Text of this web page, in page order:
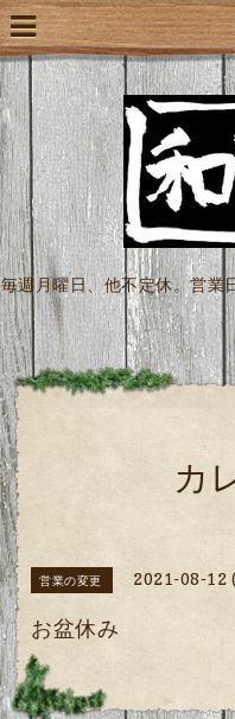
毎週月曜日、他不定休。営業
カ
営業の変更 2021-08-12
お盆休み